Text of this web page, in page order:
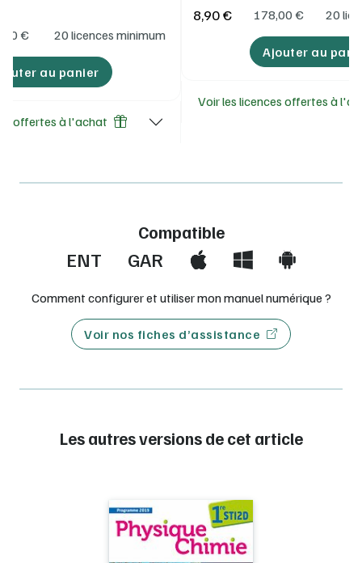
€ 20 licences minimum
au panier
offertes à l'achat
8,90 € 178,00 € 20
Ajouter au
Voir les licences offertes à
Compatible
ENT GAR
Comment configurer et utiliser mon manuel numérique ?
Voir nos fiches d’assistance
Les autres versions de cet article